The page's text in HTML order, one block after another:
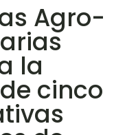
Agro-
la
cinco